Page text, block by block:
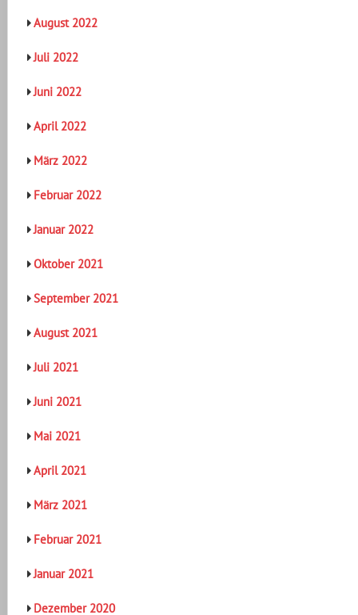
August 2022
Juli 2022
Juni 2022
April 2022
März 2022
Februar 2022
Januar 2022
Oktober 2021
September 2021
August 2021
Juli 2021
Juni 2021
Mai 2021
April 2021
März 2021
Februar 2021
Januar 2021
Dezember 2020